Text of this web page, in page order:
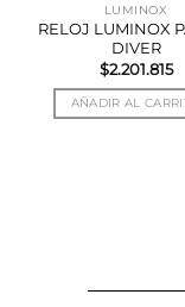
LUMINOX
RELOJ LUMINOX
DIVER
$2.201.815
AÑADIR AL